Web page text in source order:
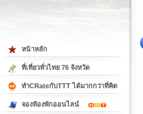
หน้าหลัก
ที่เที่ยวทั่วไทย 76 จังหวัด
ทำCRateกับTTT ได้มากกว่าที่คิด
จองห้องพักออนไลน์